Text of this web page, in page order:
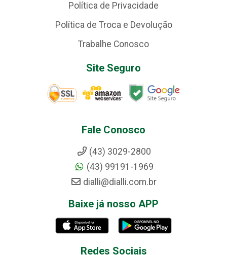
Política de Privacidade
Política de Troca e Devolução
Trabalhe Conosco
Site Seguro
Fale Conosco
(43) 3029-2800
(43) 99191-1969
dialli@dialli.com.br
Baixe já nosso APP
Redes Sociais